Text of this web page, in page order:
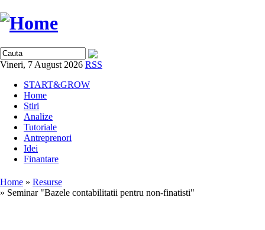
Vineri, 7 August 2026 RSS
START&GROW
Home
Stiri
Analize
Tutoriale
Antreprenori
Idei
Finantare
Home » Resurse
» Seminar "Bazele contabilitatii pentru non-finatisti"